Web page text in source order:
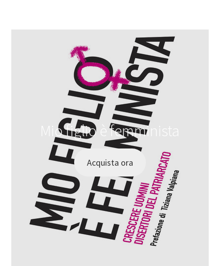
Mio figlio è femminista
Acquista ora